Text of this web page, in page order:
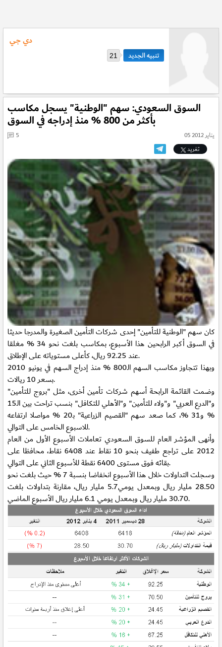
دي جي
21
السوق السعودي: سهم "الوطنية" يسجل مكاسب
بأكثر من 800 % منذ إدراجه في السوق
05 يناير 2012
5
تغريد
كان سهم "الوطنية للتأمين" إحدى شركات التأمين الصغيرة والمدرجا حديثا
في السوق أكبر الرابحين هذا الأسبوع، بمكاسب بلغت نحو 34 % مغلقا
عند 92.25 ريال، كأعلى مستوياته على الإطلاق.
وبهذا تتجاوز مكاسب السهم الـ800 % منذ إدراج السهم في يونيو 2010
بسعر 10 ريالات.
وضمت القائمة الرابحة أسهم شركات تأمين أخرى، مثل "بروج للتأمين"
و"الدرع العربي" و"ولاء للتأمين" و"الأهلي للتكافل" بنسب تراحت بين الـ15
% و31 %، كما صعد سهم "القصيم الزراعية" بـ20 % مواصلا ارتفاعه
للاسبوع الخامس على التوالي.
وأنهى المؤشر العام للسوق السعودي تعاملات الأسبوع الأول من العام
2012 على تراجع طفيف بنحو 10 نقاط عند 6408 نقاط، محافظا على
بقائه فوق مستوى 6400 نقطة للأسبوع الثاني على التوالي.
وسجلت التداولات خلال هذا الأسبوع انخفاضا بنسبة 7 % حيث بلغت نحو
28.50 مليار ريال وبمعدل يومي5.7 مليار ريال، مقارنة بتداولات بلغت
30.70 مليار ريال وبمعدل يومي 6.1 مليار ريال الأسبوع الماضي.